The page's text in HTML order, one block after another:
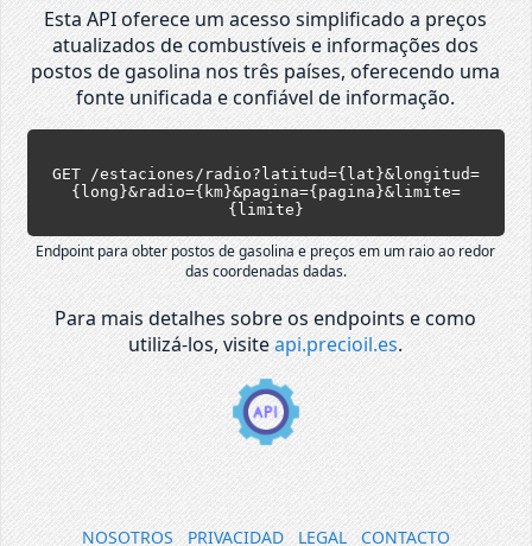
Esta API oferece um acesso simplificado a preços
atualizados de combustíveis e informações dos
postos de gasolina nos três países, oferecendo uma
fonte unificada e confiável de informação.
GET /estaciones/radio?latitud={lat}&longitud=
{long}&radio={km}&pagina={pagina}&limite=
{limite}
Endpoint para obter postos de gasolina e preços em um raio ao redor
das coordenadas dadas.
Para mais detalhes sobre os endpoints e como
utilizá-los, visiteapi.precioil.es.
NOSOTROS PRIVACIDAD LEGAL CONTACTO